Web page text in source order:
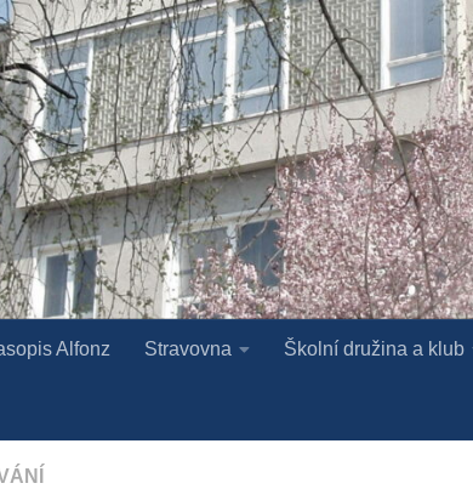
Alfonz Stravovna Školní družina a klub